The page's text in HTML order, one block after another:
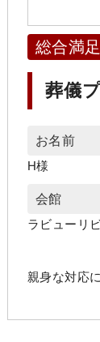
総合満
葬儀
お名前
H様
会館
ラビューリ
親身な対応